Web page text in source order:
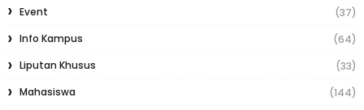
Event
(37)
Info Kampus
(64)
Liputan Khusus
(33)
Mahasiswa
(144)